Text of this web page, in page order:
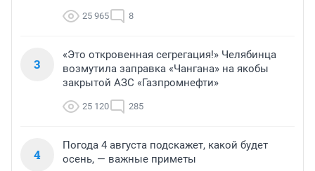
25 965 8
3
«Это откровенная сегрегация!» Челябинца
возмутила заправка «Чангана» на якобы
закрытой АЗС «Газпромнефти»
25 120 285
4
Погода 4 августа подскажет, какой будет
осень, — важные приметы